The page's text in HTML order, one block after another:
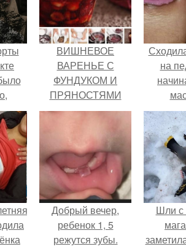
не
ВИШНЕВОЕ
ВАРЕНЬЕ С
ФУНДУКОМ И
ПРЯНОСТЯМИ
на
Добрый вечер,
ребенок 1, 5
режутся зубы.
Шли с